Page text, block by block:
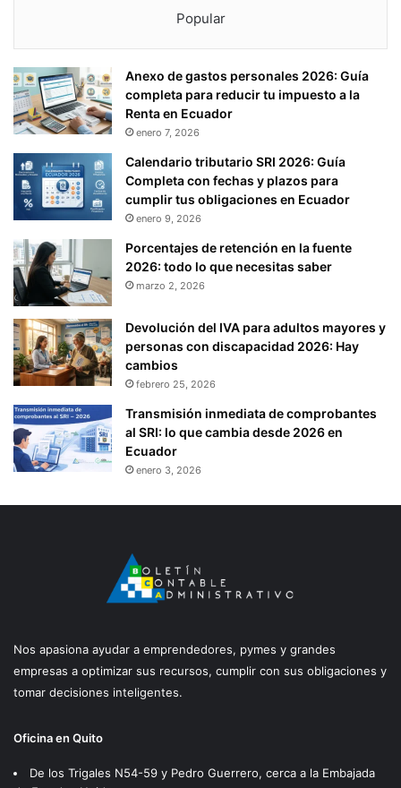
Popular
Anexo de gastos personales 2026: Guía
completa para reducir tu impuesto a la
Renta en Ecuador
enero 7, 2026
Calendario tributario SRI 2026: Guía
Completa con fechas y plazos para
cumplir tus obligaciones en Ecuador
enero 9, 2026
Porcentajes de retención en la fuente
2026: todo lo que necesitas saber
marzo 2, 2026
Devolución del IVA para adultos mayores y
personas con discapacidad 2026: Hay
cambios
febrero 25, 2026
Transmisión inmediata de comprobantes
al SRI: lo que cambia desde 2026 en
Ecuador
enero 3, 2026
Nos apasiona ayudar a emprendedores, pymes y grandes
empresas a optimizar sus recursos, cumplir con sus obligaciones y
tomar decisiones inteligentes.
Oficina en Quito
De los Trigales N54-59 y Pedro Guerrero, cerca a la Embajada